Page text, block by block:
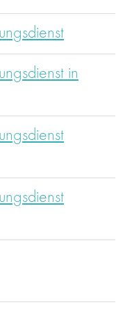
in